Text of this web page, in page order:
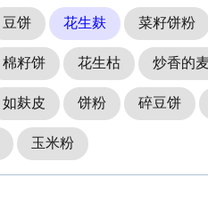
豆饼 花生麸 菜籽饼粉
棉籽饼 花生枯 炒香的
如麸皮 饼粉 碎豆饼
玉米粉